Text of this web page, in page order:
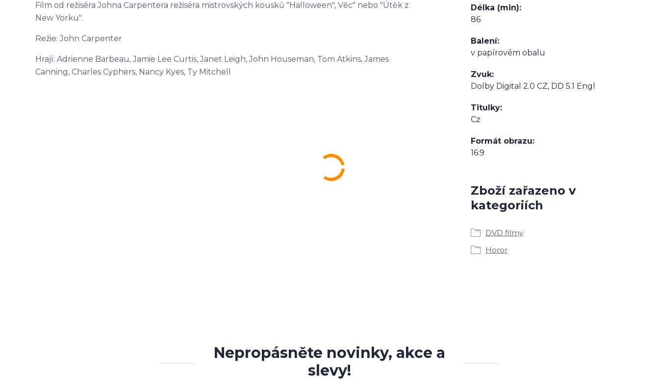
Film od režiséra Johna Carpentera režiséra mistrovských kousků "Halloween", Věc" nebo "Útěk z
New Yorku".
Režie: John Carpenter
Hrají: Adrienne Barbeau, Jamie Lee Curtis, Janet Leigh, John Houseman, Tom Atkins, James
Canning, Charles Cyphers, Nancy Kyes, Ty Mitchell
Délka (min)
86
Balení
v papírovém obalu
Zvuk
Dolby Digital 2.0 CZ, DD 5.1 Engl
Titulky
Cz
Formát obrazu
16:9
Zboží zařazeno v
kategoriích
DVD filmy
Horor
Nepropásněte novinky, akce a
slevy!